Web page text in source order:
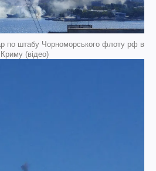
по штабу Чорноморського флоту рф в
Криму (відео)